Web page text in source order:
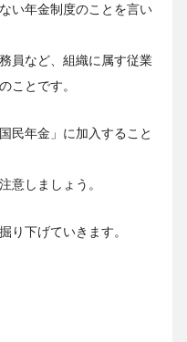
い年金制度のことを言い
員など、組織に属す従業
ことです。
民年金」に加入すること
意しましょう。
り下げていきます。